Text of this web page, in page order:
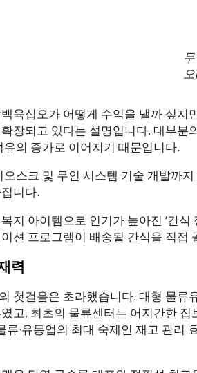
육십오가 어떻게 수익을 낼까 싶
장되고 있다는 설명입니다. 대부
의 증가로 이어지기 때문입니다.
오스크 및 무인 시스템 기술 개발까
니다.
지 아이템으로 인기가 높아진 ‘간
션 프로그램이 배송될 간식을 직
력
첫걸음은 초라했습니다. 대형 물
고, 최초의 물류센터는 어지간한
류·유통업의 최대 숙제인 재고 관